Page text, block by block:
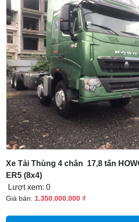
Xe Tải Thùng 4 chân 17,8 tấn
ER5 (8x4)
Lượt xem: 0
Giá bán: 1.350.000.000 ₫